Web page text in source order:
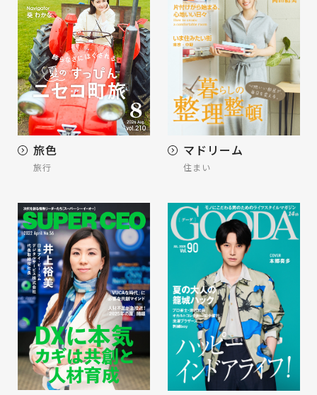
旅色
旅行
マドリーム
住まい